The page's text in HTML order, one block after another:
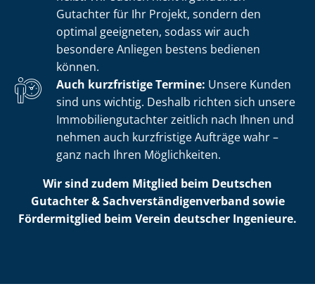
Gutachter für Ihr Projekt, sondern den
optimal geeigneten, sodass wir auch
besondere Anliegen bestens bedienen
können.
Auch kurzfristige Termine: Unsere Kunden
sind uns wichtig. Deshalb richten sich unsere
Im­mo­bi­li­en­gut­ach­ter zeitlich nach Ihnen und
nehmen auch kurzfristige Aufträge wahr –
ganz nach Ihren Möglichkeiten.
Wir sind zudem Mitglied beim Deutschen
Gutachter & Sach­ver­stän­di­gen­ver­band sowie
Fördermitglied beim Verein deutscher Ingenieure.